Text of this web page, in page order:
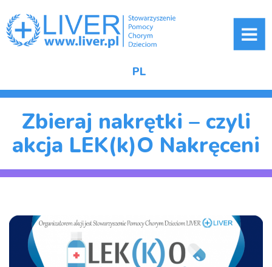
PL
Zbieraj nakrętki – czyli
akcja LEK(k)O Nakręceni